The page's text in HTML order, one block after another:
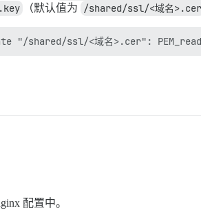
（默认值为 /shared/ssl/<域名>.cer
配置中。